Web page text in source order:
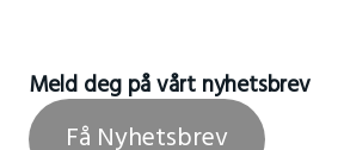
Meld deg på vårt nyhetsbrev
Få Nyhetsbrev